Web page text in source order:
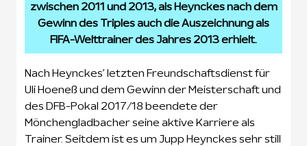
zwischen 2011 und 2013, als Heynckes nach dem
Gewinn des Triples auch die Auszeichnung als
FIFA-Welttrainer des Jahres 2013 erhielt.
Nach Heynckes’ letzten Freundschaftsdienst für
Uli Hoeneß und dem Gewinn der Meisterschaft und
des DFB-Pokal 2017/18 beendete der
Mönchengladbacher seine aktive Karriere als
Trainer. Seitdem ist es um Jupp Heynckes sehr still